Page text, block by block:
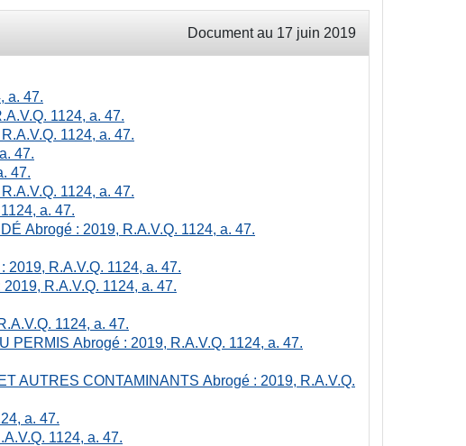
Document au 17 juin 2019
a. 47.
1124, a. 47.
1124, a. 47.
47.
47.
1124, a. 47.
a. 47.
Abrogé : 2019, R.A.V.Q. 1124, a. 47.
2019, R.A.V.Q. 1124, a. 47.
R.A.V.Q. 1124, a. 47.
1124, a. 47.
PERMIS Abrogé : 2019, R.A.V.Q. 1124, a. 47.
AUTRES CONTAMINANTS Abrogé : 2019, R.A.V.Q.
a. 47.
1124, a. 47.